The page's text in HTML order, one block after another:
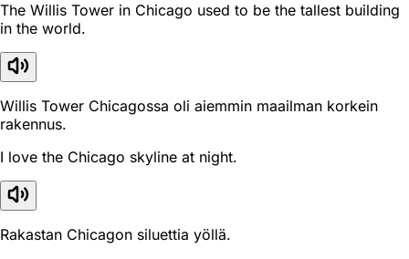
The Willis Tower in Chicago used to be the tallest building
in the world.
Willis Tower Chicagossa oli aiemmin maailman korkein
rakennus.
I love the Chicago skyline at night.
Rakastan Chicagon siluettia yöllä.